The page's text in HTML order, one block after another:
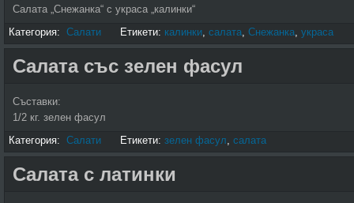
Салата „Снежанка“ с украса „калинки“
Категория: Салати Етикети: калинки, салата, Снежанка, украса
Салата със зелен фасул
Съставки:
1/2 кг. зелен фасул
Категория: Салати Етикети: зелен фасул, салата
Салата с латинки